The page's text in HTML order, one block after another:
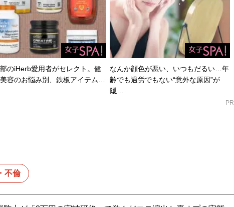
のiHerb愛用者がセレクト。健
容のお悩み別、鉄板アイテム…
なんか顔色が悪い、いつもだるい…年
齢でも過労でもない“意外な原因”が
隠…
PR
不倫